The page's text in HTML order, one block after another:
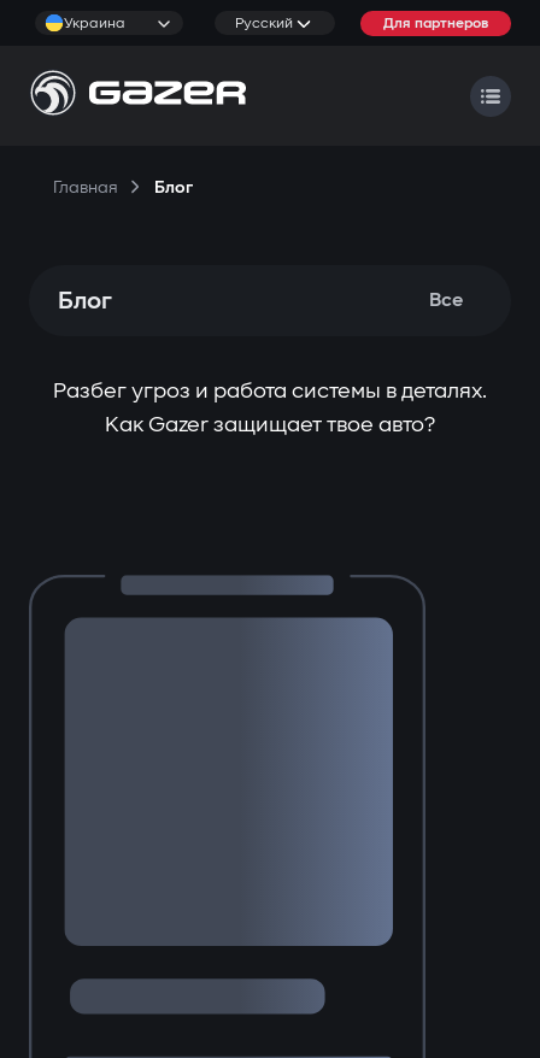
Украина Русский Для партнеров
Главная Блог
Блог Все
Разбег угроз и работа системы в деталях.
Как Gazer защищает твое авто?